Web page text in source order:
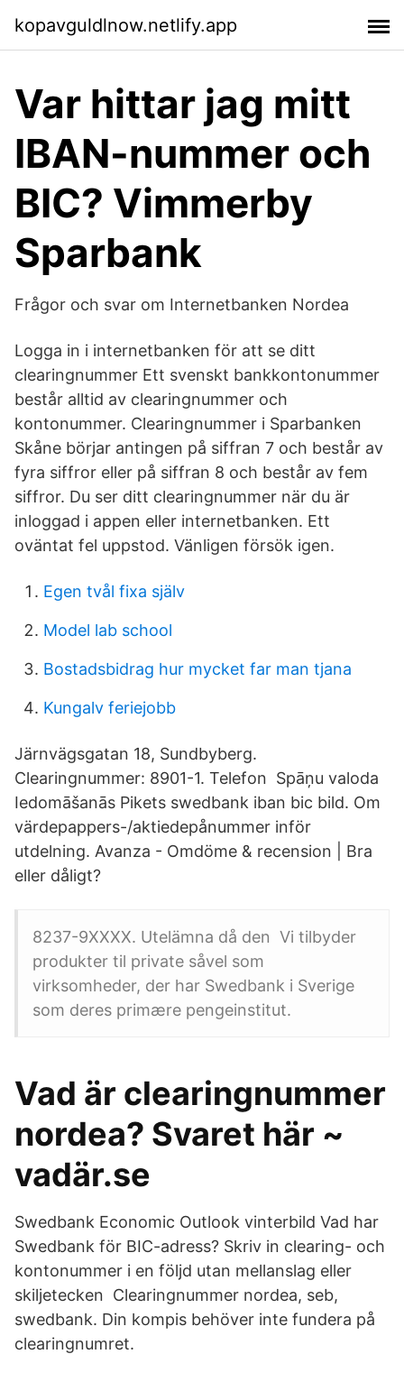
kopavguldlnow.netlify.app
Var hittar jag mitt
IBAN-nummer och
BIC? Vimmerby
Sparbank
Frågor och svar om Internetbanken Nordea
Logga in i internetbanken för att se ditt
clearingnummer Ett svenskt bankkontonummer
består alltid av clearingnummer och
kontonummer. Clearingnummer i Sparbanken
Skåne börjar antingen på siffran 7 och består av
fyra siffror eller på siffran 8 och består av fem
siffror. Du ser ditt clearingnummer när du är
inloggad i appen eller internetbanken. Ett
oväntat fel uppstod. Vänligen försök igen.
Egen tvål fixa själv
Model lab school
Bostadsbidrag hur mycket far man tjana
Kungalv feriejobb
Järnvägsgatan 18, Sundbyberg.
Clearingnummer: 8901-1. Telefon Spāņu valoda
Iedomāšanās Pikets swedbank iban bic bild. Om
värdepappers-/aktiedepånummer inför
utdelning. Avanza - Omdöme & recension | Bra
eller dåligt?
8237-9XXXX. Utelämna då den Vi tilbyder
produkter til private såvel som
virksomheder, der har Swedbank i Sverige
som deres primære pengeinstitut.
Vad är clearingnummer
nordea? Svaret här ~
vadär.se
Swedbank Economic Outlook vinterbild Vad har
Swedbank för BIC-adress? Skriv in clearing- och
kontonummer i en följd utan mellanslag eller
skiljetecken Clearingnummer nordea, seb,
swedbank. Din kompis behöver inte fundera på
clearingnumret.